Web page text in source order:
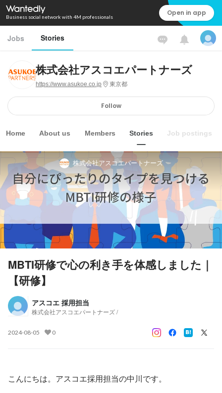
Business social network with 4M professionals Open in app
Jobs Stories
株式会社アスコエパートナーズ
https://www.asukoe.co.jp 東京都
Follow
Home About us Members Stories Job postings
株式会社アスコエパートナーズ
MBTI研修で心の利き手を体感しました｜
【研修】
アスコエ 採用担当
株式会社アスコエパートナーズ /
2024-08-05 0
こんにちは。アスコエ採用担当の中川です。